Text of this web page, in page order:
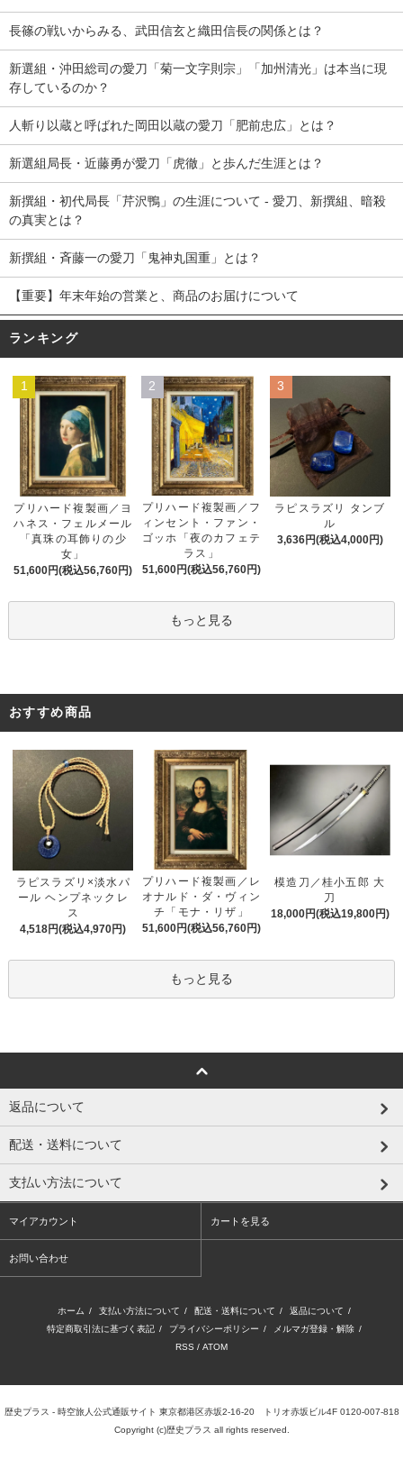
長篠の戦いからみる、武田信玄と織田信長の関係とは？
新選組・沖田総司の愛刀「菊一文字則宗」「加州清光」は本当に現
存しているのか？
人斬り以蔵と呼ばれた岡田以蔵の愛刀「肥前忠広」とは？
新選組局長・近藤勇が愛刀「虎徹」と歩んだ生涯とは？
新撰組・初代局長「芹沢鴨」の生涯について - 愛刀、新撰組、暗殺
の真実とは？
新撰組・斉藤一の愛刀「鬼神丸国重」とは？
【重要】年末年始の営業と、商品のお届けについて
ランキング
1
プリハード複製画／ヨ
ハネス・フェルメール
「真珠の耳飾りの少
女」
51,600円(税込56,760円)
2
プリハード複製画／フ
ィンセント・ファン・
ゴッホ「夜のカフェテ
ラス」
51,600円(税込56,760円)
3
ラピスラズリ タンブ
ル
3,636円(税込4,000円)
もっと見る
おすすめ商品
ラピスラズリ×淡水パ
ール ヘンプネックレ
ス
4,518円(税込4,970円)
プリハード複製画／レ
オナルド・ダ・ヴィン
チ「モナ・リザ」
51,600円(税込56,760円)
模造刀／桂小五郎 大
刀
18,000円(税込19,800円)
もっと見る
返品について
配送・送料について
支払い方法について
マイアカウント カートを見る
お問い合わせ
ホーム / 支払い方法について / 配送・送料について / 返品について /
特定商取引法に基づく表記 / プライバシーポリシー / メルマガ登録・解除 /
RSS / ATOM
歴史プラス - 時空旅人公式通販サイト 東京都港区赤坂2-16-20 トリオ赤坂ビル4F 0120-007-818
Copyright (c)歴史プラス all rights reserved.